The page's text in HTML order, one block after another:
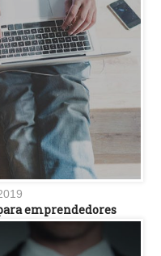
emprendedores